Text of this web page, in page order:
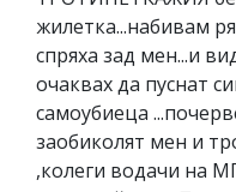
жилетка...набивам
спряха зад мен...и
очаквах да пуснат
самоубиеца
заобиколят мен и
,колеги водачи на